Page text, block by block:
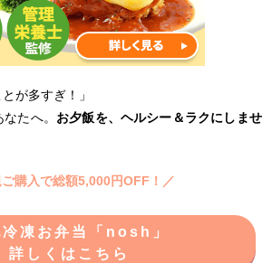
が多すぎ！」
たへ。 お夕飯を、ヘルシー＆ラクにしませ
購入で総額5,000円OFF！／
凍お弁当「nosh」
詳しくはこちら